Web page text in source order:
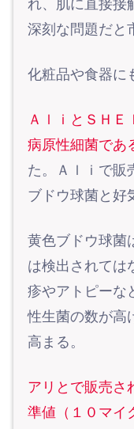
れ、肌に直接接
深刻な問題だと
化粧品や食器に
ＡｌｉとＳＨＥ
病原性細菌であ
た。Ａｌｉで販
ブドウ球菌と好
黄色ブドウ球菌
は検出されては
疹やアトピーな
性生菌の数が高
高まる。
アリとで販売さ
準値（１０マイ